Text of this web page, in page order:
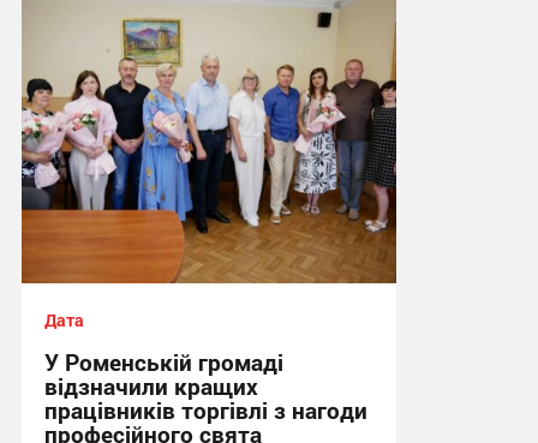
15:00, 28.07.2026
Дата
У Роменській громаді
відзначили кращих
працівників торгівлі з нагоди
професійного свята